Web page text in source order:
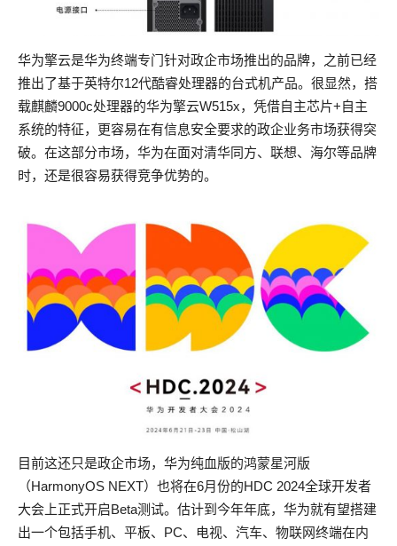
华为擎云是华为终端专门针对政企市场推出的品牌，之前已经
推出了基于英特尔12代酷睿处理器的台式机产品。很显然，搭
载麒麟9000c处理器的华为擎云W515x，凭借自主芯片+自主
系统的特征，更容易在有信息安全要求的政企业务市场获得突
破。在这部分市场，华为在面对清华同方、联想、海尔等品牌
时，还是很容易获得竞争优势的。
目前这还只是政企市场，华为纯血版的鸿蒙星河版
（HarmonyOS NEXT）也将在6月份的HDC 2024全球开发者
大会上正式开启Beta测试。估计到今年年底，华为就有望搭建
出一个包括手机、平板、PC、电视、汽车、物联网终端在内